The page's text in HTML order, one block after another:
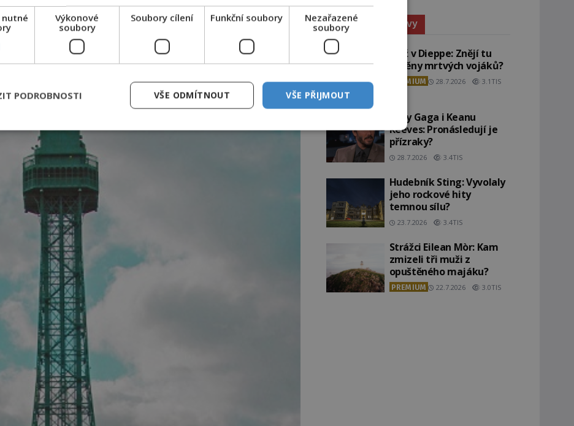
historek a Věžák Johnny, jak se Harterovi
zdejším duchem.
a jsou mu přisuzovány veškeré nevysvětlitelné
přízrak mladíka tu podle všeho určitě není sám.
Paranormální jevy
Pláž v Dieppe: Znějí tu
ozvěny mrtvých vojáků?
PREMIUM 28.7.2026 3.1TIS
Lady Gaga i Keanu
Reeves: Pronásledují je
přízraky?
28.7.2026 3.4TIS
Hudebník Sting: Vyvolaly
jeho rockové hity
temnou sílu?
23.7.2026 3.4TIS
Strážci Eilean Mòr: Kam
zmizeli tři muži z
opuštěného majáku?
PREMIUM 22.7.2026 3.0TIS
Výkonové
soubory
Soubory cílení Funkční soubory
Nezařazené
soubory
VŠE PŘIJMOUT
VŠE ODMÍTNOUT
PODROBNOSTI